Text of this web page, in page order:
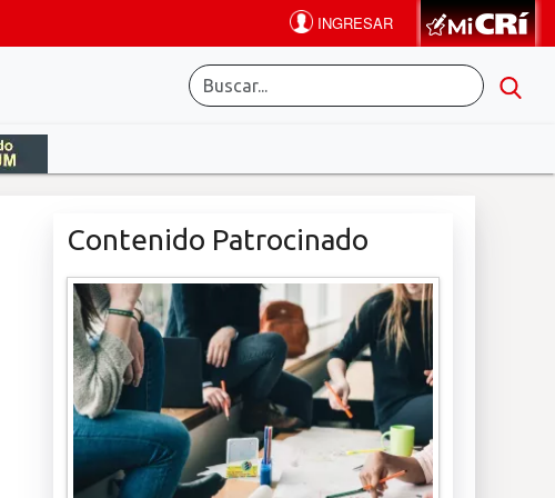
Contenido Patrocinado